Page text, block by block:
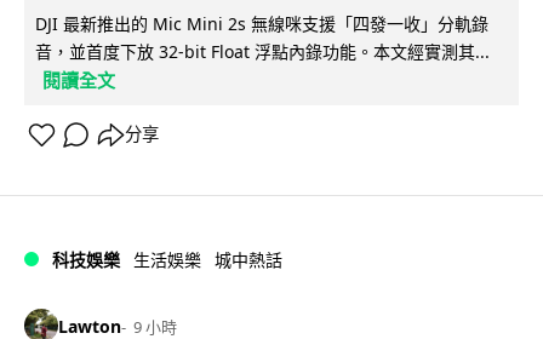
DJI 最新推出的 Mic Mini 2s 無線咪支援「四發一收」分軌錄
音，並首度下放 32-bit Float 浮點內錄功能。本文經實測其...
閱讀全文
分享
科技娛樂 生活娛樂 城中熱話
Lawton 9 小時